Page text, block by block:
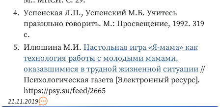
Успенская Л.П., Успенский М.Б. Учитесь
правильно говорить. М.: Просвещение, 1992. 319
с.
Илюшина М.И. Настольная игра «Я-мама» как
технология работы с молодыми мамами,
оказавшимися в трудной жизненной ситуации //
Психологическая газета [Электронный ресурс].
https://psy.su/feed/2665
21.11.2019